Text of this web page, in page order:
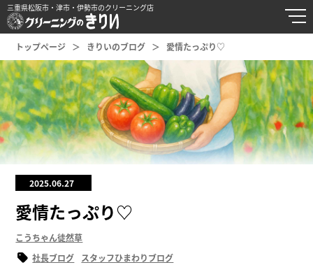
三重県松阪市・津市・伊勢市のクリーニング店
トップページ きりいのブログ 愛情たっぷり♡
2025.06.27
愛情たっぷり♡
こうちゃん徒然草
社長ブログ
スタッフひまわりブログ